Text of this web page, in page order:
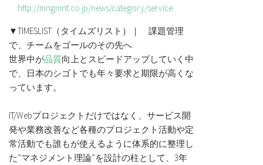
http://mngmnt.co.jp/news/category/service
▼TIMESLIST（タイムズリスト）｜ 課題管理
で、チームをゴールのその先へ
世界中が品質向上とスピードアップしていく中
で、日本のシゴトでも年々要求と期限が高くな
っています。
IT/Webプロジェクトだけではなく、サービス開
発や業務改善など各種のプロジェクト活動や定
常活動でも誰もが使えるように体系的に整理し
た”マネジメント理論”を設計の柱として、3年